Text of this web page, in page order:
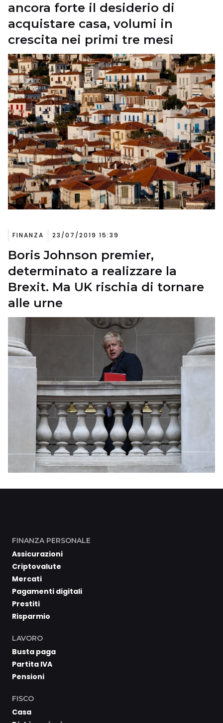
ancora forte il desiderio di
acquistare casa, volumi in
crescita nei primi tre mesi
FINANZA 23/07/2019 15:39
Boris Johnson premier,
determinato a realizzare la
Brexit. Ma UK rischia di tornare
alle urne
FINANZA PERSONALE
Assicurazioni
Criptovalute
Mercati
Pagamenti digitali
Prestiti
Risparmio
LAVORO
Busta paga
Partita IVA
Pensioni
FISCO
Casa